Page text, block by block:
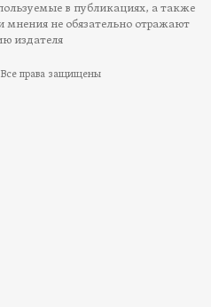
в публикациях, а также
мнения не обязательно отражают
издателя
права защищены